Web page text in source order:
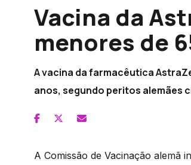
Vacina da
menores de
A vacina da farmacêutica
anos, segundo peritos alemães
A Comissão de Vacinação alemã